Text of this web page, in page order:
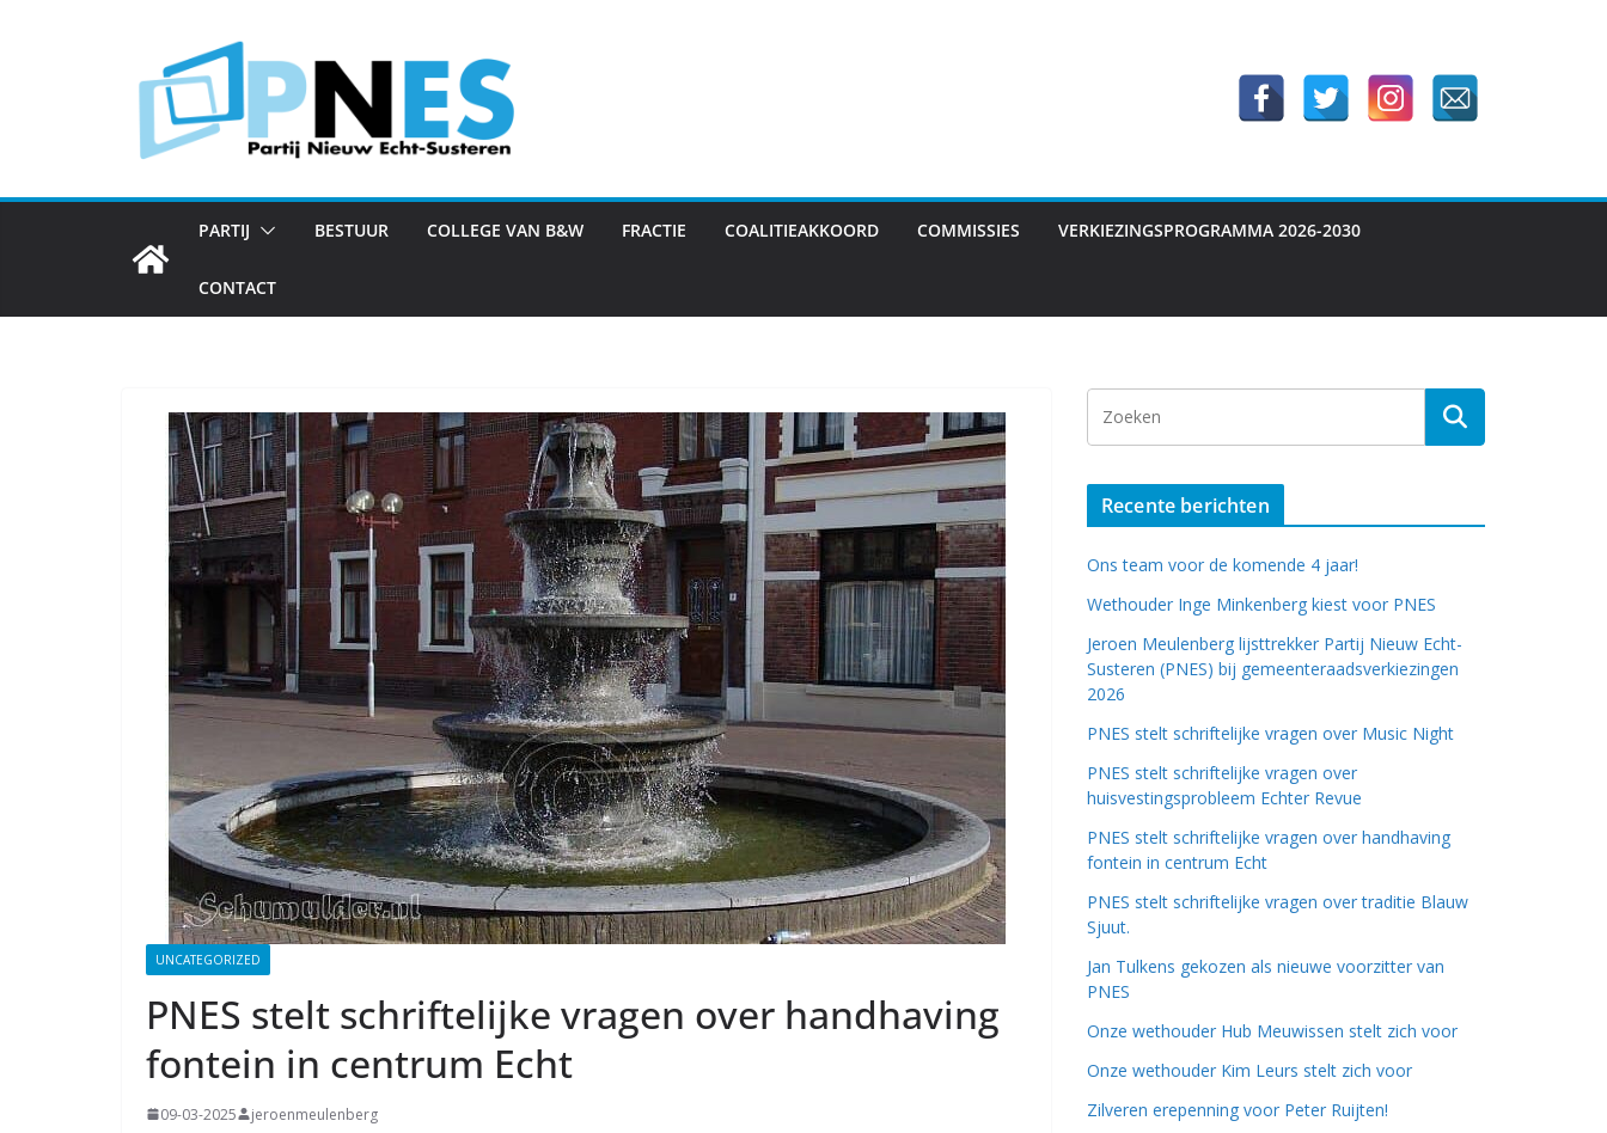
PARTIJ BESTUUR COLLEGE VAN B&W FRACTIE COALITIEAKKOORD COMMISSIES VERKIEZINGSPROGRAMMA 2026-2030
CONTACT
UNCATEGORIZED
PNES stelt schriftelijke vragen over handhaving
fontein in centrum Echt
09-03-2025 jeroenmeulenberg
Recente berichten
Ons team voor de komende 4 jaar!
Wethouder Inge Minkenberg kiest voor PNES
Jeroen Meulenberg lijsttrekker Partij Nieuw Echt-
Susteren (PNES) bij gemeenteraadsverkiezingen
2026
PNES stelt schriftelijke vragen over Music Night
PNES stelt schriftelijke vragen over
huisvestingsprobleem Echter Revue
PNES stelt schriftelijke vragen over handhaving
fontein in centrum Echt
PNES stelt schriftelijke vragen over traditie Blauw
Sjuut.
Jan Tulkens gekozen als nieuwe voorzitter van
PNES
Onze wethouder Hub Meuwissen stelt zich voor
Onze wethouder Kim Leurs stelt zich voor
Zilveren erepenning voor Peter Ruijten!